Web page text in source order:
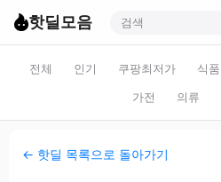
핫딜모음
전체 인기 쿠팡최저가 식품
가전
의류
← 핫딜 목록으로 돌아가기